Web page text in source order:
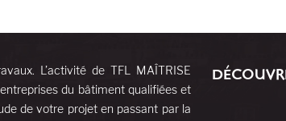
L’activité de TFL MAÎTRISE
du bâtiment qualifiées et
de votre projet en passant par la